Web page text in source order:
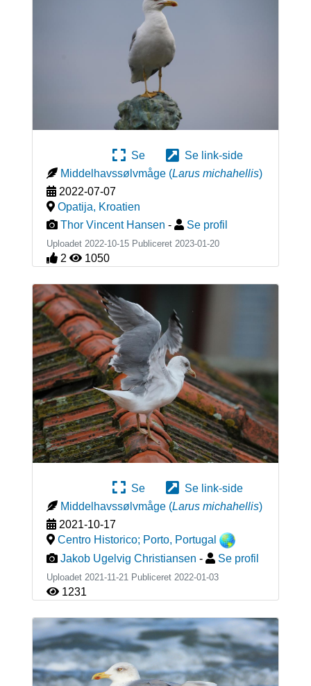
Se
Se link-side
Middelhavssølvmåge (Larus michahellis)
2022-07-07
Opatija, Kroatien
Thor Vincent Hansen - Se profil
Uploadet 2022-10-15 Publiceret 2023-01-20
2 1050
Se
Se link-side
Middelhavssølvmåge (Larus michahellis)
2021-10-17
Centro Historico; Porto, Portugal
Jakob Ugelvig Christiansen - Se profil
Uploadet 2021-11-21 Publiceret 2022-01-03
1231